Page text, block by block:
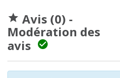
 Avis (0) -
Modération des
avis
